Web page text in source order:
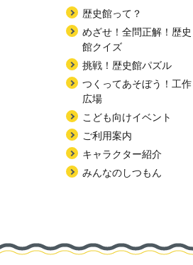
歴史館って？
めざせ！全問正解！歴史
館クイズ
挑戦！歴史館パズル
つくってあそぼう！工作
広場
こども向けイベント
ご利用案内
キャラクター紹介
みんなのしつもん